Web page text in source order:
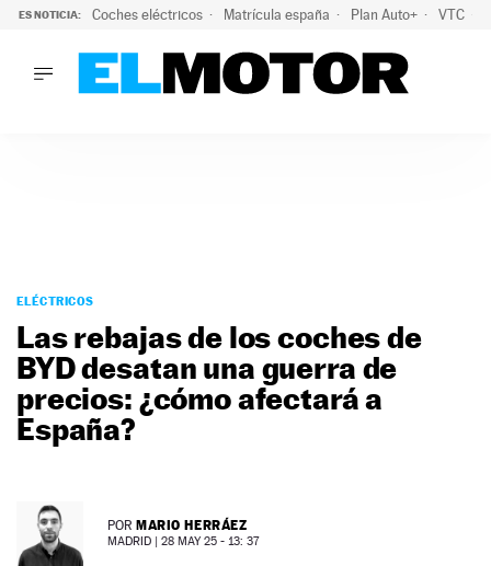
ES NOTICIA: Coches eléctricos Matrícula españa Plan Auto+ VTC
PODCAST
MOTOS
TECNOLOGÍA
MOTORTV
NEWSLETTER
ELÉCTRICOS
Las rebajas de los coches de
BYD desatan una guerra de
precios: ¿cómo afectará a
España?
POR MARIO HERRÁEZ
MADRID | 28 MAY 25 - 13: 37